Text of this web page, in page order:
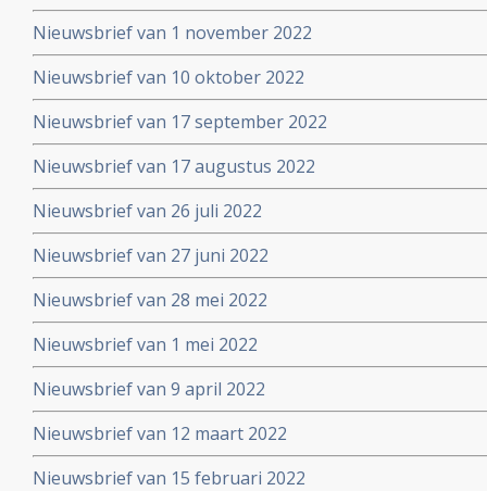
Nieuwsbrief van 1 november 2022
Nieuwsbrief van 10 oktober 2022
Nieuwsbrief van 17 september 2022
Nieuwsbrief van 17 augustus 2022
Nieuwsbrief van 26 juli 2022
Nieuwsbrief van 27 juni 2022
Nieuwsbrief van 28 mei 2022
Nieuwsbrief van 1 mei 2022
Nieuwsbrief van 9 april 2022
Nieuwsbrief van 12 maart 2022
Nieuwsbrief van 15 februari 2022